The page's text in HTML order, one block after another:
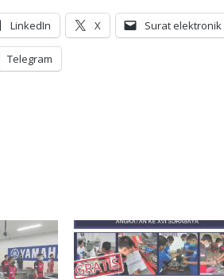
LinkedIn X Surat elektronik
Telegram